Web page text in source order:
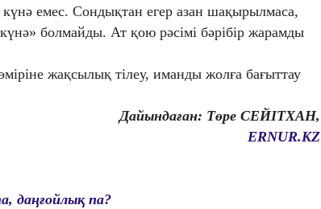
емес. Сондықтан егер азан шақырылмаса,
болмайды. Ат қою рәсімі бәрібір жарамды
жақсылық тілеу, иманды жолға бағыттау
Дайындаған: Төре СЕЙІТХАН,
ERNUR.KZ
даңғойлық па?